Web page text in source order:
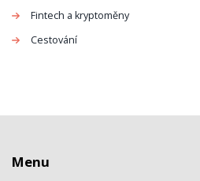
Fintech a kryptoměny
Cestování
Menu